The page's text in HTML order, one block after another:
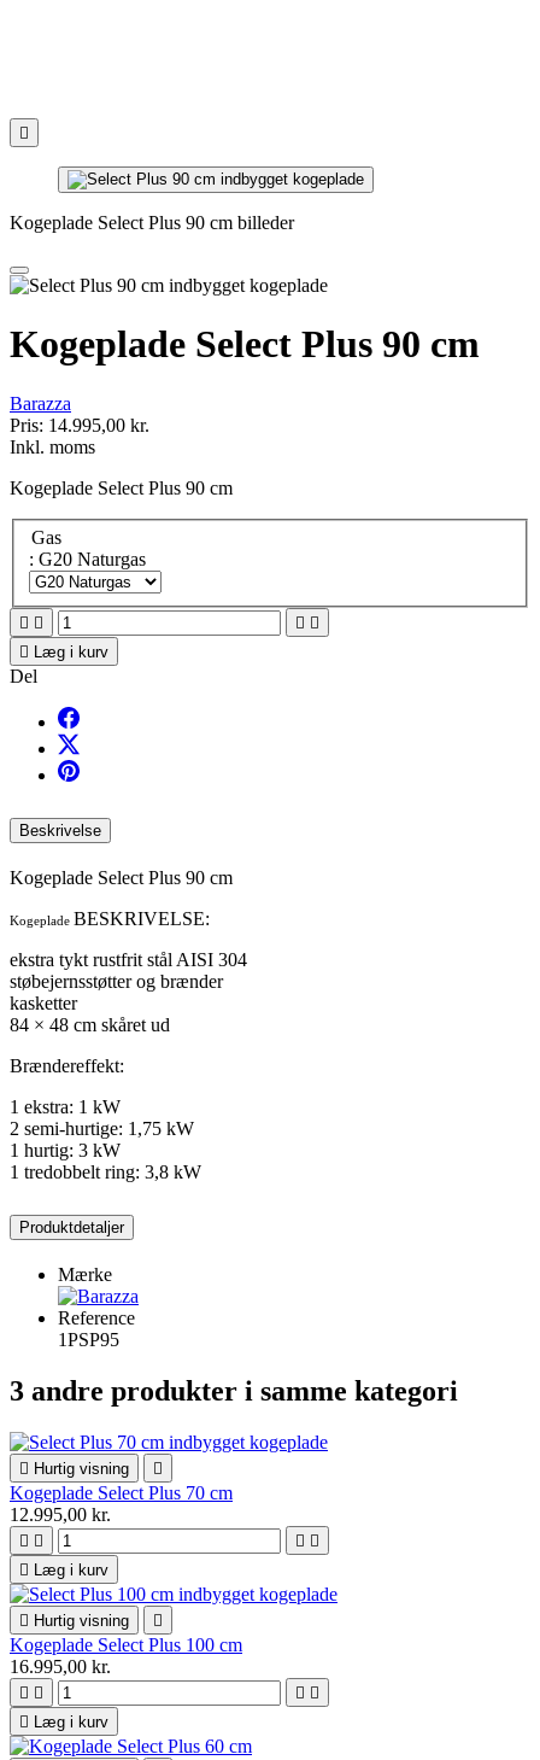

Kogeplade Select Plus 90 cm billeder
Kogeplade Select Plus 90 cm
Barazza
Pris: 14.995,00 kr.
Inkl. moms
Kogeplade Select Plus 90 cm
Gas
: G20 Naturgas
   
 Læg i kurv
Del
Beskrivelse
Kogeplade Select Plus 90 cm
Kogeplade BESKRIVELSE:
ekstra tykt rustfrit stål AISI 304
støbejernsstøtter og brænder
kasketter
84 × 48 cm skåret ud
Brændereffekt:
1 ekstra: 1 kW
2 semi-hurtige: 1,75 kW
1 hurtig: 3 kW
1 tredobbelt ring: 3,8 kW
Produktdetaljer
Mærke
Reference
1PSP95
3 andre produkter i samme kategori
 Hurtig visning 
Kogeplade Select Plus 70 cm
12.995,00 kr.
   

Læg i kurv
 Hurtig visning 
Kogeplade Select Plus 100 cm
16.995,00 kr.
   

Læg i kurv